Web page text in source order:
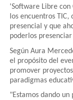
'Software Libre
los encuentros
presencial y que
poderlos
Según Aura
el propósito del
promover
paradigmas
"Estamos dando